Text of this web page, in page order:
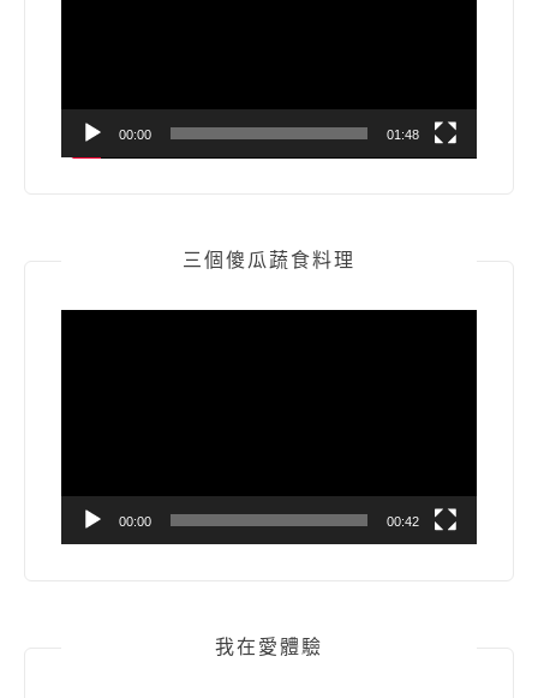
00:00 01:48
三個傻瓜蔬食料理
00:00 00:42
我在愛體驗